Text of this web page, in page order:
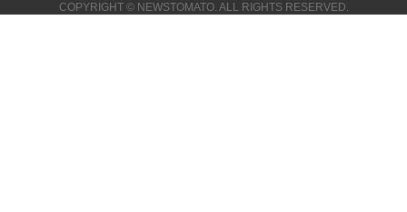
COPYRIGHT © NEWSTOMATO. ALL RIGHTS RESERVED.